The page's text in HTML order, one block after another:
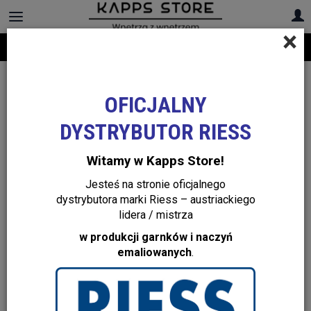
+48 22 299 19 84
×
OFICJALNY
DYSTRYBUTOR RIESS
Witamy w Kapps Store!
Jesteś na stronie oficjalnego
dystrybutora marki Riess – austriackiego
lidera / mistrza
w produkcji garnków i naczyń
emaliowanych.